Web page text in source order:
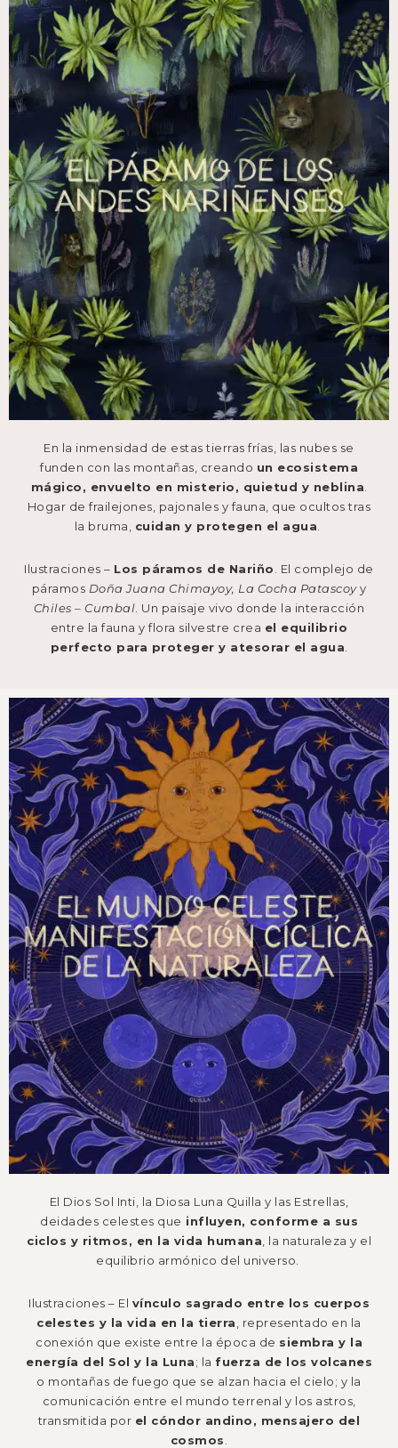
En la inmensidad de estas tierras frías, las nubes se
funden con las montañas, creando un ecosistema
mágico, envuelto en misterio, quietud y neblina.
Hogar de frailejones, pajonales y fauna, que ocultos tras
la bruma, cuidan y protegen el agua.
Ilustraciones – Los páramos de Nariño. El complejo de
páramos Doña Juana Chimayoy, La Cocha Patascoyy
Chiles – Cumbal. Un paisaje vivo donde la interacción
entre la fauna y flora silvestre crea el equilibrio
perfecto para proteger y atesorar el agua.
El Dios Sol Inti, la Diosa Luna Quilla y las Estrellas,
deidades celestes que influyen, conforme a sus
ciclos y ritmos, en la vida humana, la naturaleza y el
equilibrio armónico del universo.
Ilustraciones – El vínculo sagrado entre los cuerpos
celestes y la vida en la tierra, representado en la
conexión que existe entre la época de siembra y la
energía del Sol y la Luna; la fuerza de los volcanes
o montañas de fuego que se alzan hacia el cielo; y la
comunicación entre el mundo terrenal y los astros,
transmitida por el cóndor andino, mensajero del
cosmos.